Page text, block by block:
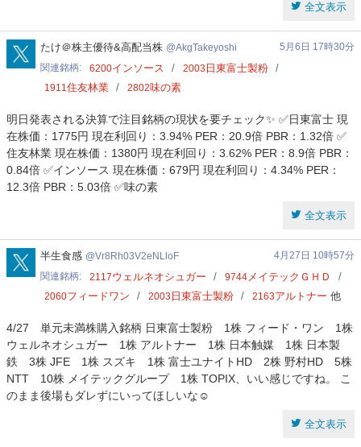
全文表示
AkgTakeyoshi
たけ＠株主優待&高配当株 AkgTakeyoshi
5月6日 17時30分
関連銘柄
6200インソース 2003 日東富士製粉
1911住友林業 2802味の素
明日発表される決算で注目銘柄の現状を要チェック✨ ✅日東富士 現
在株価：1775円 現在利回り：3.94% PER：20.9倍 PBR：1.32倍 ✅
住友林業 現在株価：1380円 現在利回り：3.62% PER：8.9倍 PBR：
0.84倍 ✅インソース 現在株価：679円 現在利回り：4.34% PER：
12.3倍 PBR：5.03倍 ✅味の素
全文表示
Vr8Rh03V2eNLloF
半生食感 Vr8Rh03V2eNLloF
4月27日 10時57分
関連銘柄
2117ウェルネオシュガー 9744メイテックＧＨＤ
2060フィードワン 2003 日東富士製粉 2163アルトナー 他
4/27 単元未満株購入銘柄 日東富士製粉 1株 フィード・ワン 1株
ウェルネオシュガー 1株 アルトナー 1株 日本触媒 1株 日本製
鉄 3株 JFE 1株 スズキ 1株 富士ユナイトHD 2株 野村HD 5株
NTT 10株 メイテックグループ 1株 TOPIX、いい感じですね。 こ
のまま後場もダレずにいってほしいな☺️
全文表示